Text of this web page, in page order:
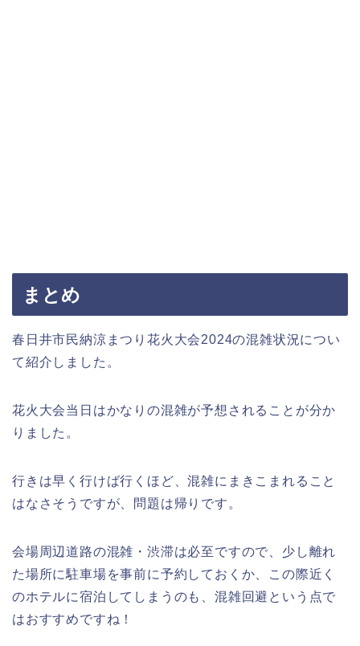
まとめ
春日井市民納涼まつり花火大会2024の混雑状況につい
て紹介しました。
花火大会当日はかなりの混雑が予想されることが分か
りました。
行きは早く行けば行くほど、混雑にまきこまれること
はなさそうですが、問題は帰りです。
会場周辺道路の混雑・渋滞は必至ですので、少し離れ
た場所に駐車場を事前に予約しておくか、この際近く
のホテルに宿泊してしまうのも、混雑回避という点で
はおすすめですね！